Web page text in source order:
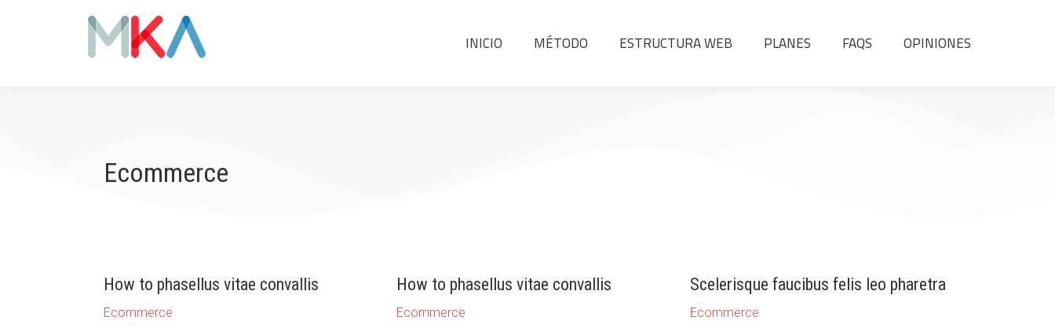
INICIO MÉTODO ESTRUCTURA WEB PLANES FAQS OPINIONES
Ecommerce
How to phasellus vitae convallis
Ecommerce
How to phasellus vitae convallis
Ecommerce
Scelerisque faucibus felis leo pharetra
Ecommerce